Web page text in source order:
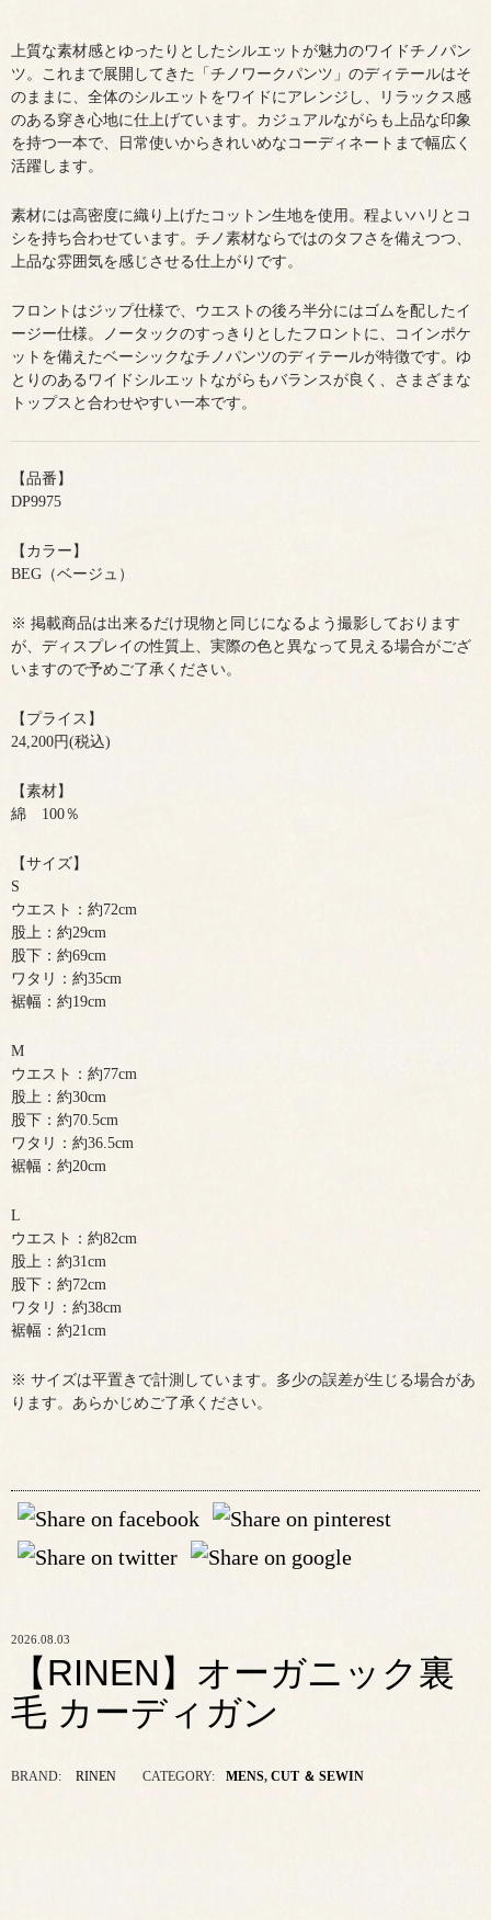
上質な素材感とゆったりとしたシルエットが魅力のワイドチノパン
ツ。これまで展開してきた「チノワークパンツ」のディテールはそ
のままに、全体のシルエットをワイドにアレンジし、リラックス感
のある穿き心地に仕上げています。カジュアルながらも上品な印象
を持つ一本で、日常使いからきれいめなコーディネートまで幅広く
活躍します。
素材には高密度に織り上げたコットン生地を使用。程よいハリとコ
シを持ち合わせています。チノ素材ならではのタフさを備えつつ、
上品な雰囲気を感じさせる仕上がりです。
フロントはジップ仕様で、ウエストの後ろ半分にはゴムを配したイ
ージー仕様。ノータックのすっきりとしたフロントに、コインポケ
ットを備えたベーシックなチノパンツのディテールが特徴です。ゆ
とりのあるワイドシルエットながらもバランスが良く、さまざまな
トップスと合わせやすい一本です。
【品番】
DP9975
【カラー】
BEG（ベージュ）
※ 掲載商品は出来るだけ現物と同じになるよう撮影しております
が、ディスプレイの性質上、実際の色と異なって見える場合がござ
いますので予めご了承ください。
【プライス】
24,200円(税込)
【素材】
綿 100％
【サイズ】
S
ウエスト：約72cm
股上：約29cm
股下：約69cm
ワタリ：約35cm
裾幅：約19cm
M
ウエスト：約77cm
股上：約30cm
股下：約70.5cm
ワタリ：約36.5cm
裾幅：約20cm
L
ウエスト：約82cm
股上：約31cm
股下：約72cm
ワタリ：約38cm
裾幅：約21cm
※ サイズは平置きで計測しています。多少の誤差が生じる場合があ
ります。あらかじめご了承ください。
2026.08.03
【RINEN】オーガニック裏
毛 カーディガン
BRAND: RINEN CATEGORY: MENS, CUT ＆ SEWIN